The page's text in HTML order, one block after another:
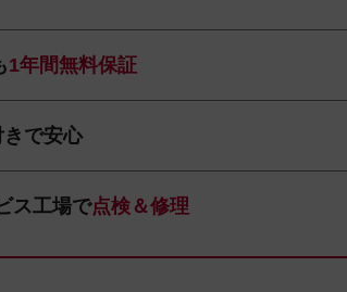
1年間無料保証
きで安心
ス工場で点検＆修理